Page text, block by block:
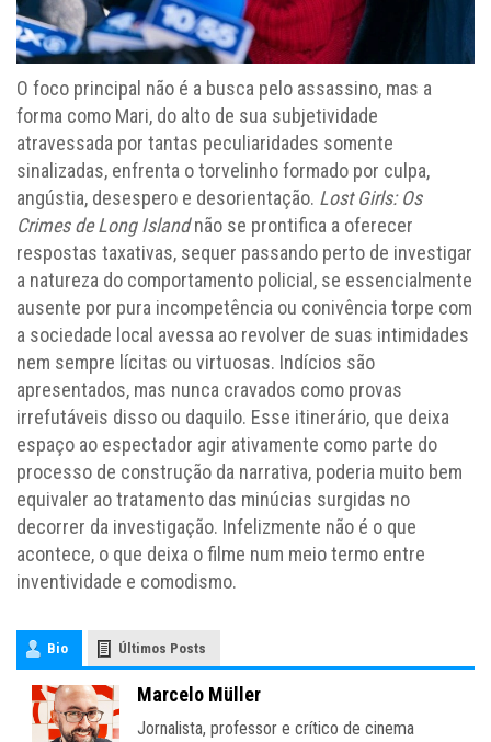
O foco principal não é a busca pelo assassino, mas a
forma como Mari, do alto de sua subjetividade
atravessada por tantas peculiaridades somente
sinalizadas, enfrenta o torvelinho formado por culpa,
angústia, desespero e desorientação. Lost Girls: Os
Crimes de Long Islandnão se prontifica a oferecer
respostas taxativas, sequer passando perto de investigar
a natureza do comportamento policial, se essencialmente
ausente por pura incompetência ou conivência torpe com
a sociedade local avessa ao revolver de suas intimidades
nem sempre lícitas ou virtuosas. Indícios são
apresentados, mas nunca cravados como provas
irrefutáveis disso ou daquilo. Esse itinerário, que deixa
espaço ao espectador agir ativamente como parte do
processo de construção da narrativa, poderia muito bem
equivaler ao tratamento das minúcias surgidas no
decorrer da investigação. Infelizmente não é o que
acontece, o que deixa o filme num meio termo entre
inventividade e comodismo.
Bio Últimos Posts
Marcelo Müller
Jornalista, professor e crítico de cinema